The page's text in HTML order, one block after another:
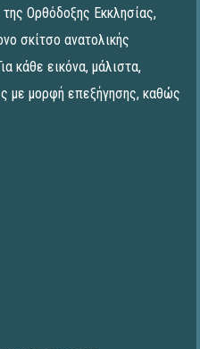
Ορθόδοξης Εκκλησίας,
σκίτσο ανατολικής
κάθε εικόνα, μάλιστα,
με μορφή επεξήγησης, καθώς